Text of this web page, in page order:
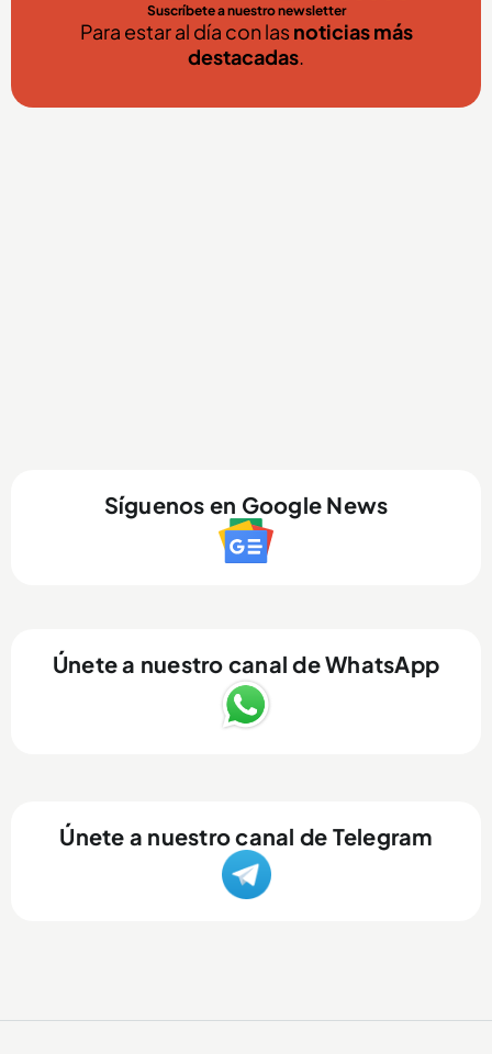
Suscríbete a nuestro newsletter
Para estar al día con lasnoticias más
destacadas.
Síguenos en Google News
Únete a nuestro canal de WhatsApp
Únete a nuestro canal de Telegram